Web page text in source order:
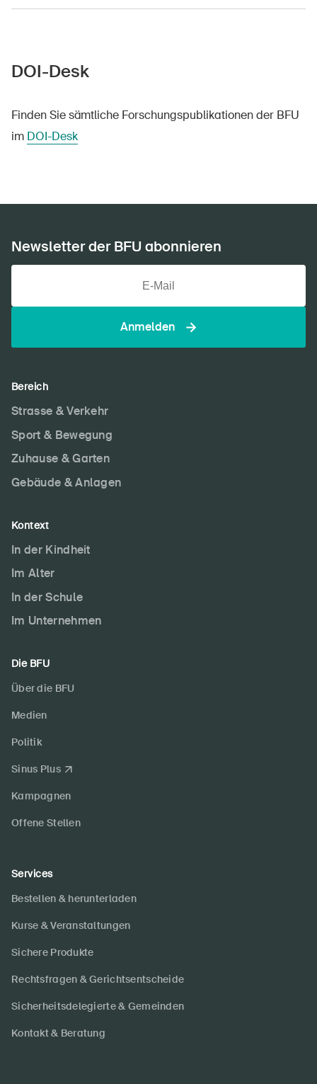
DE FR
Newsletter abonnieren
DOI-Desk
Finden Sie sämtliche Forschungspublikationen der BFU
im DOI-Desk
Newsletter der BFU abonnieren
Anmelden
Bereich
Strasse & Verkehr
Sport & Bewegung
Zuhause & Garten
Gebäude & Anlagen
Kontext
In der Kindheit
Im Alter
In der Schule
Im Unternehmen
Die BFU
Über die BFU
Medien
Politik
Sinus Plus
Kampagnen
Offene Stellen
Services
Bestellen & herunterladen
Kurse & Veranstaltungen
Sichere Produkte
Rechtsfragen & Gerichtsentscheide
Sicherheitsdelegierte & Gemeinden
Kontakt & Beratung